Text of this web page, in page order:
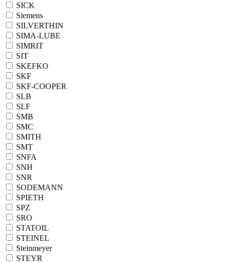
SICK
Siemens
SILVERTHIN
SIMA-LUBE
SIMRIT
SIT
SKEFKO
SKF
SKF-COOPER
SLB
SLF
SMB
SMC
SMITH
SMT
SNFA
SNH
SNR
SODEMANN
SPIETH
SPZ
SRO
STATOIL
STEINEL
Steinmeyer
STEYR